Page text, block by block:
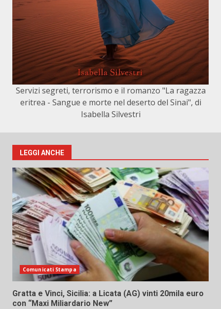
Servizi segreti, terrorismo e il romanzo "La ragazza
eritrea - Sangue e morte nel deserto del Sinai", di
Isabella Silvestri
LEGGI ANCHE
Comunicati Stampa
Gratta e Vinci, Sicilia: a Licata (AG) vinti 20mila euro
con “Maxi Miliardario New”